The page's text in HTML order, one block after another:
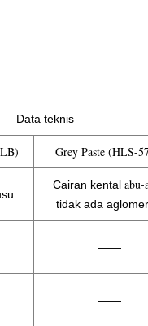
Data teknis
Grey Paste (HLS-
Cairan kentalabu-
tidak ada
——
——